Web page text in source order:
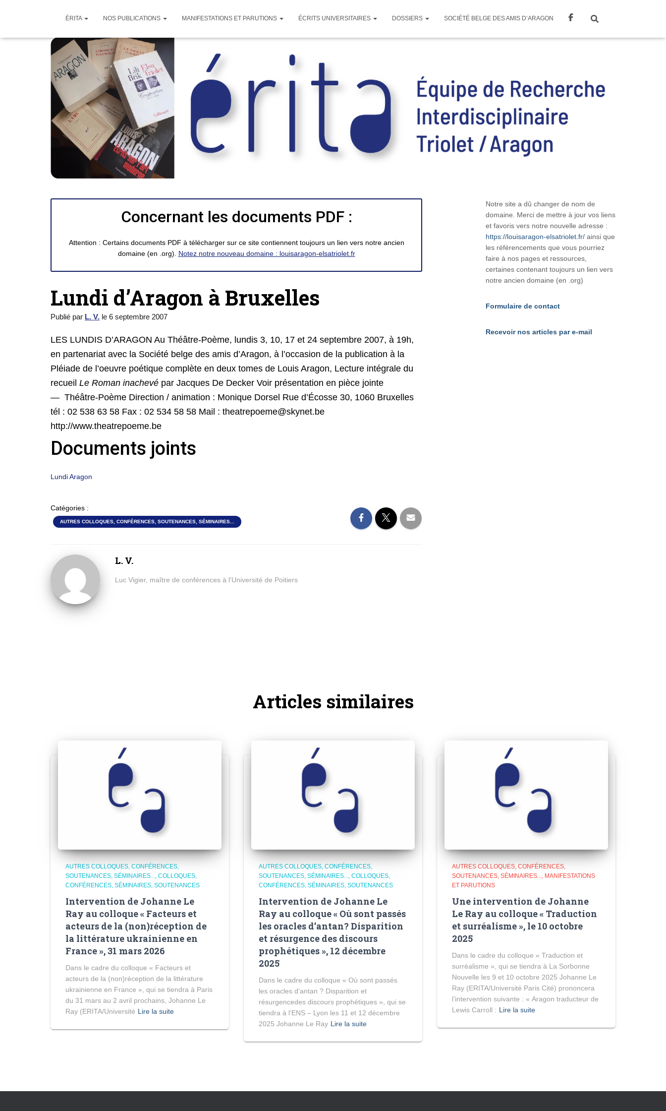
ÉRITA NOS PUBLICATIONS MANIFESTATIONS ET PARUTIONS ÉCRITS UNIVERSITAIRES DOSSIERS SOCIÉTÉ BELGE DES AMIS D’ARAGON
Concernant les documents PDF :
Attention : Certains documents PDF à télécharger sur ce site contiennent toujours un lien vers notre ancien
domaine (en .org). Notez notre nouveau domaine : louisaragon-elsatriolet.fr
Lundi d’Aragon à Bruxelles
Publié par L. V. le 6 septembre 2007
LES LUNDIS D’ARAGON Au Théâtre-Poème, lundis 3, 10, 17 et 24 septembre 2007, à 19h,
en partenariat avec la Société belge des amis d’Aragon, à l’occasion de la publication à la
Pléiade de l’oeuvre poétique complète en deux tomes de Louis Aragon, Lecture intégrale du
recueil Le Roman inachevé par Jacques De Decker Voir présentation en pièce jointe
— Théâtre-Poème Direction / animation : Monique Dorsel Rue d’Écosse 30, 1060 Bruxelles
tél : 02 538 63 58 Fax : 02 534 58 58 Mail : theatrepoeme@skynet.be
http://www.theatrepoeme.be
Documents joints
Lundi Aragon
Catégories :
AUTRES COLLOQUES, CONFÉRENCES, SOUTENANCES, SÉMINAIRES...
L. V.
Luc Vigier, maître de conférences à l'Université de Poitiers
Notre site a dû changer de nom de
domaine. Merci de mettre à jour vos liens
et favoris vers notre nouvelle adresse :
https://louisaragon-elsatriolet.fr/ainsi que
les référencements que vous pourriez
faire à nos pages et ressources,
certaines contenant toujours un lien vers
notre ancien domaine (en .org)
Formulaire de contact
Recevoir nos articles par e-mail
Articles similaires
AUTRES COLLOQUES, CONFÉRENCES,
SOUTENANCES, SÉMINAIRES... COLLOQUES,
CONFÉRENCES, SÉMINAIRES, SOUTENANCES
Intervention de Johanne Le
Ray au colloque « Facteurs et
acteurs de la (non)réception de
la littérature ukrainienne en
France », 31 mars 2026
Dans le cadre du colloque « Facteurs et
acteurs de la (non)réception de la littérature
ukrainienne en France », qui se tiendra à Paris
du 31 mars au 2 avril prochains, Johanne Le
Ray (ERITA/Université Lire la suite
AUTRES COLLOQUES, CONFÉRENCES,
SOUTENANCES, SÉMINAIRES... COLLOQUES,
CONFÉRENCES, SÉMINAIRES, SOUTENANCES
Intervention de Johanne Le
Ray au colloque « Où sont passés
les oracles d’antan? Disparition
et résurgence des discours
prophétiques », 12 décembre
2025
Dans le cadre du colloque « Où sont passés
les oracles d’antan ? Disparition et
résurgencedes discours prophétiques », qui se
tiendra à l’ENS – Lyon les 11 et 12 décembre
2025 Johanne Le Ray Lire la suite
AUTRES COLLOQUES, CONFÉRENCES,
SOUTENANCES, SÉMINAIRES... MANIFESTATIONS
ET PARUTIONS
Une intervention de Johanne
Le Ray au colloque « Traduction
et surréalisme », le 10 octobre
2025
Dans le cadre du colloque « Traduction et
surréalisme », qui se tiendra à La Sorbonne
Nouvelle les 9 et 10 octobre 2025 Johanne Le
Ray (ERITA/Université Paris Cité) prononcera
l’intervention suivante : « Aragon traducteur de
Lewis Carroll : Lire la suite